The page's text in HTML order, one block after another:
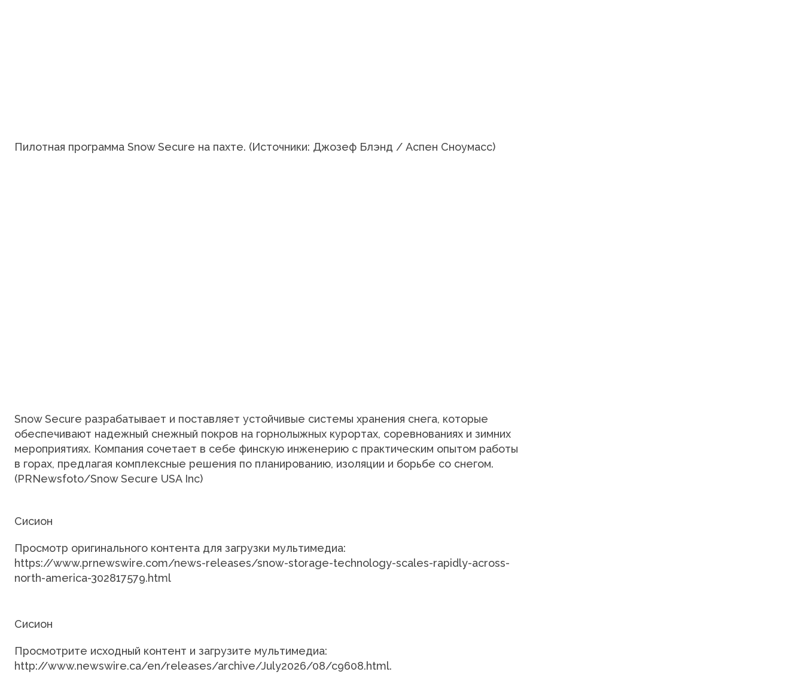
Пилотная программа Snow Secure на пахте. (Источники: Джозеф Блэнд / Аспен Сноумасс)
Snow Secure разрабатывает и поставляет устойчивые системы хранения снега, которые
обеспечивают надежный снежный покров на горнолыжных курортах, соревнованиях и зимних
мероприятиях. Компания сочетает в себе финскую инженерию с практическим опытом работы
в горах, предлагая комплексные решения по планированию, изоляции и борьбе со снегом.
(PRNewsfoto/Snow Secure USA Inc)
Сисион
Просмотр оригинального контента для загрузки мультимедиа:
https://www.prnewswire.com/news-releases/snow-storage-technology-scales-rapidly-across-
north-america-302817579.html
Сисион
Просмотрите исходный контент и загрузите мультимедиа:
http://www.newswire.ca/en/releases/archive/July2026/08/c9608.html.